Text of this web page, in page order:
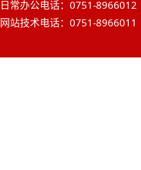
日常办公电话：0751-
网站技术电话：0751-